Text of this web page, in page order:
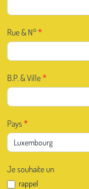
Rue & N°*
B.P. & Ville*
Pays*
Je souhaite un
rappel